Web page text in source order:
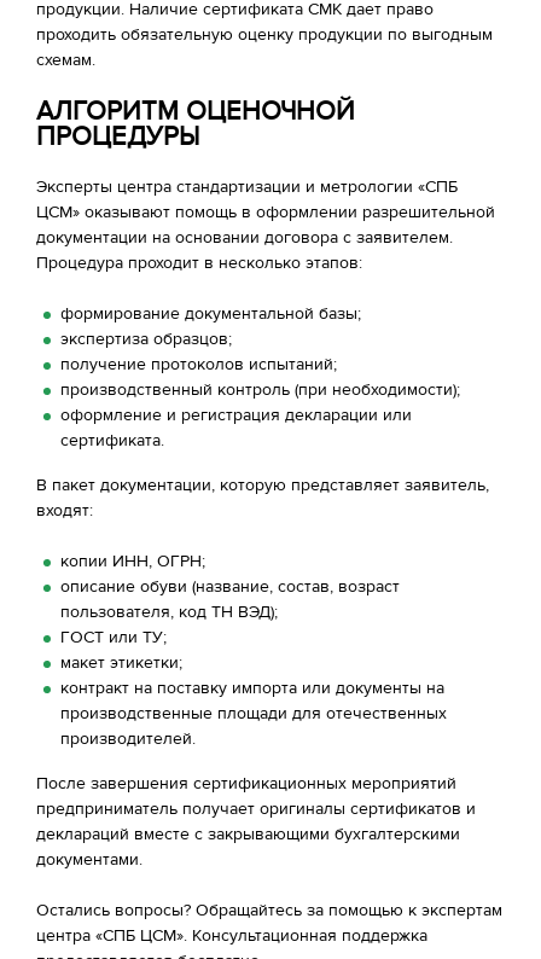
продукции. Наличие сертификата СМК дает право
проходить обязательную оценку продукции по выгодным
схемам.
АЛГОРИТМ ОЦЕНОЧНОЙ
ПРОЦЕДУРЫ
Эксперты центра стандартизации и метрологии «СПБ
ЦСМ» оказывают помощь в оформлении разрешительной
документации на основании договора с заявителем.
Процедура проходит в несколько этапов:
формирование документальной базы;
экспертиза образцов;
получение протоколов испытаний;
производственный контроль (при необходимости);
оформление и регистрация декларации или
сертификата.
В пакет документации, которую представляет заявитель,
входят:
копии ИНН, ОГРН;
описание обуви (название, состав, возраст
пользователя, код ТН ВЭД);
ГОСТ или ТУ;
макет этикетки;
контракт на поставку импорта или документы на
производственные площади для отечественных
производителей.
После завершения сертификационных мероприятий
предприниматель получает оригиналы сертификатов и
деклараций вместе с закрывающими бухгалтерскими
документами.
Остались вопросы? Обращайтесь за помощью к экспертам
центра «СПБ ЦСМ». Консультационная поддержка